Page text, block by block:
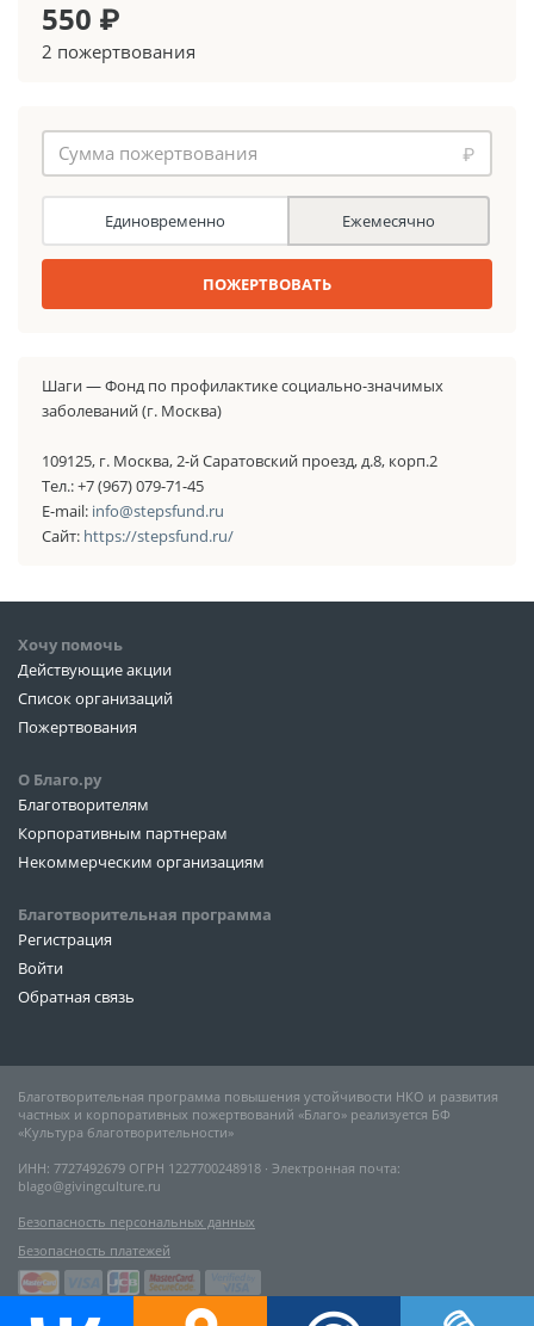
550 ₽
2 пожертвования
₽
Единовременно Ежемесячно
ПОЖЕРТВОВАТЬ
Шаги — Фонд по профилактике социально-значимых
заболеваний (г. Москва)
109125, г. Москва, 2-й Саратовский проезд, д.8, корп.2
Тел.: +7 (967) 079-71-45
E-mail: info@stepsfund.ru
Сайт: https://stepsfund.ru/
Хочу помочь
Действующие акции
Список организаций
Пожертвования
О Благо.ру
Благотворителям
Корпоративным партнерам
Некоммерческим организациям
Благотворительная программа
Регистрация
Войти
Обратная связь
Благотворительная программа повышения устойчивости НКО и развития
частных и корпоративных пожертвований «Благо» реализуется БФ
«Культура благотворительности»
ИНН: 7727492679 ОГРН 1227700248918 ∙ Электронная почта:
blago@givingculture.ru
Безопасность персональных данных
Безопасность платежей